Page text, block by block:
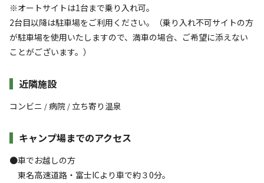
※オートサイトは1台まで乗り入れ可。
2台目以降は駐車場をご利用ください。（乗り入れ不可サイトの方
が駐車場を使用いたしますので、満車の場合、ご希望に添えない
ことがございます。）
近隣施設
コンビニ /病院/ 立ち寄り温泉
キャンプ場までのアクセス
●車でお越しの方
東名高速道路・富士ICより車で約３0分。